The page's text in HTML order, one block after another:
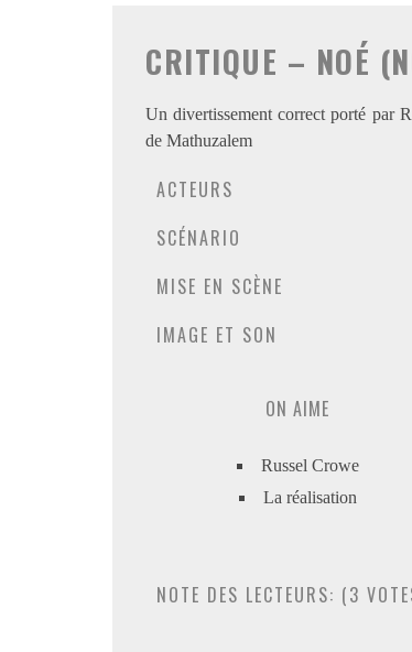
CRITIQUE – NOÉ
Un divertissement correct porté par
de Mathuzalem
ACTEURS
SCÉNARIO
MISE EN SCÈNE
IMAGE ET SON
ON AIME
Russel Crowe
La réalisation
NOTE DES LECTEURS: (3